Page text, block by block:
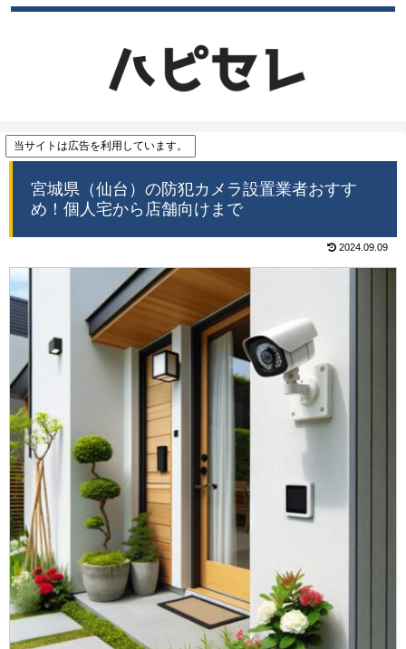
当サイトは広告を利用しています。
宮城県（仙台）の防犯カメラ設置業者おすす
め！個人宅から店舗向けまで
2024.09.09